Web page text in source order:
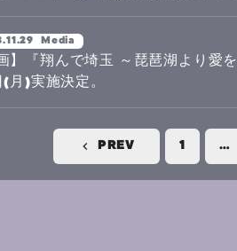
Media
】『翔んで埼玉 ～琵琶湖より愛
(月)実施決定。
PREV 1 …